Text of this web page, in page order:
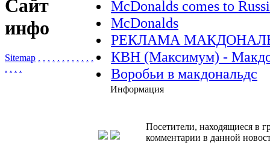
Сайт
инфо
Sitemap . . . . . . . . . . . .
. . . .
McDonalds comes to
McDonalds
РЕКЛАМА
КВН (Максимум) -
Воробьи в макдональдс
Информация
Посетители, находящиеся в
комментарии в данной